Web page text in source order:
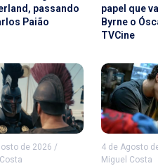
passando
Paião
papel que
Byrne o
TVCine
de 2026 /
4 de Agosto
Miguel Costa